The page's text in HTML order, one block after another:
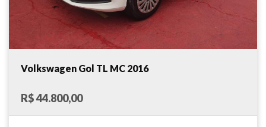
Volkswagen Gol TL MC 2016
R$ 44.800,00